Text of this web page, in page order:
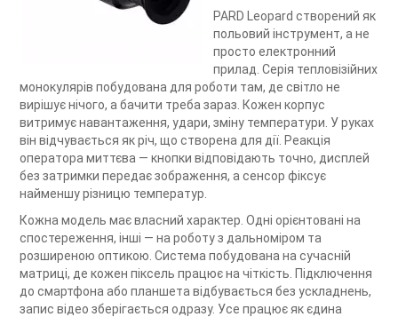
PARD Leopard створений як
польовий інструмент, а не
просто електронний
прилад. Серія тепловізійних
монокулярів побудована для роботи там, де світло не
вирішує нічого, а бачити треба зараз. Кожен корпус
витримує навантаження, удари, зміну температури. У руках
він відчувається як річ, що створена для дії. Реакція
оператора миттєва — кнопки відповідають точно, дисплей
без затримки передає зображення, а сенсор фіксує
найменшу різницю температур.
Кожна модель має власний характер. Одні орієнтовані на
спостереження, інші — на роботу з дальноміром та
розширеною оптикою. Система побудована на сучасній
матриці, де кожен піксель працює на чіткість. Підключення
до смартфона або планшета відбувається без ускладнень,
запис відео зберігається одразу. Усе працює як єдина